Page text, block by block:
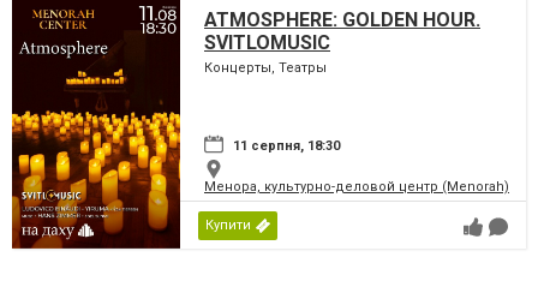
ATMOSPHERE: GOLDEN HOUR.
SVITLOMUSIC
Концерты, Театры
11 серпня, 18:30
Менора, культурно-деловой центр (Menorah)
Купити